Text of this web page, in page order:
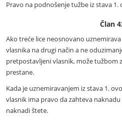
Pravo na podnošenje tužbe iz stava 1.
Član
Ako treće lice neosnovano
vlasnika na drugi način a ne
pretpostavljeni vlasnik, može tužbom
prestane.
Kada je uznemiravanjem iz stava 1.
vlasnik ima pravo da zahteva
naknadi štete.